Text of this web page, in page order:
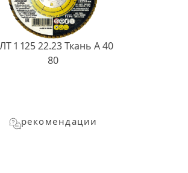
1 125 22.23 Ткань A 40
80
рекомендации